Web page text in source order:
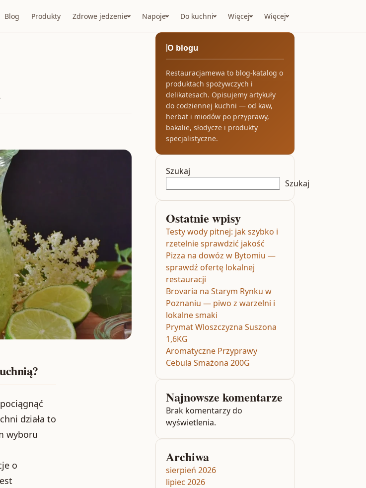
Blog Produkty Zdrowe jedzenie Napoje Do kuchni Więcej Więcej
działa to
wyboru
o
O blogu
Restauracjamewa to blog-katalog o
produktach spożywczych i
delikatesach. Opisujemy artykuły
do codziennej kuchni — od kaw,
herbat i miodów po przyprawy,
bakalie, słodycze i produkty
specjalistyczne.
Szukaj
Szukaj
Ostatnie wpisy
Testy wody pitnej: jak szybko i
rzetelnie sprawdzić jakość
Pizza na dowóz w Bytomiu —
sprawdź ofertę lokalnej
restauracji
Brovaria na Starym Rynku w
Poznaniu — piwo z warzelni i
lokalne smaki
Prymat Wloszczyzna Suszona
1,6KG
Aromatyczne Przyprawy
Cebula Smażona 200G
Najnowsze komentarze
Brak komentarzy do
wyświetlenia.
Archiwa
sierpień 2026
lipiec 2026